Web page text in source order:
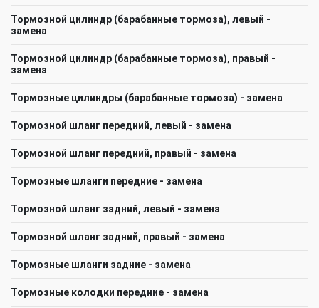
Тормозной цилиндр (барабанные тормоза), левый -
замена
Тормозной цилиндр (барабанные тормоза), правый -
замена
Тормозные цилиндры (барабанные тормоза) - замена
Тормозной шланг передний, левый - замена
Тормозной шланг передний, правый - замена
Тормозные шланги передние - замена
Тормозной шланг задний, левый - замена
Тормозной шланг задний, правый - замена
Тормозные шланги задние - замена
Тормозные колодки передние - замена